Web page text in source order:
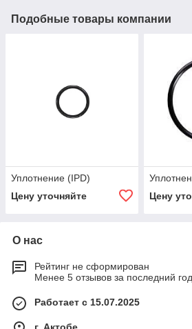
Подобные товары компании
Уплотнение (IPD)
Цену уточняйте
Цену
О нас
Рейтинг не сформирован
Менее 5 отзывов за последний год
Работает с 15.07.2025